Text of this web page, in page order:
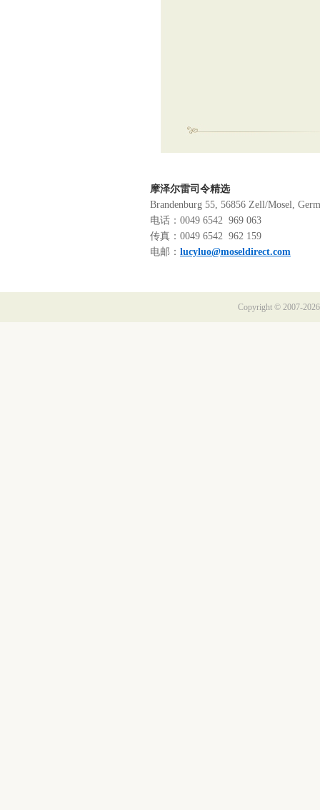
摩泽尔雷司令精选
Brandenburg 55, 56856 Zell/Mosel,
电话：0049 6542 969 063
传真：0049 6542 962 159
电邮： lucyluo@moseldirect.com
Copyright © 2007-